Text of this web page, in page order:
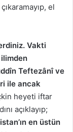
el
Vakti
Teftezânî ve
ile ancak
heyeti iftar
açıklayıp;
en üstün